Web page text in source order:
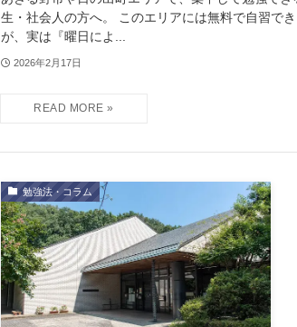
生・社会人の方へ。 このエリアには無料で自習で
が、実は『曜日によ...
2026年2月17日
勉強法・コラム